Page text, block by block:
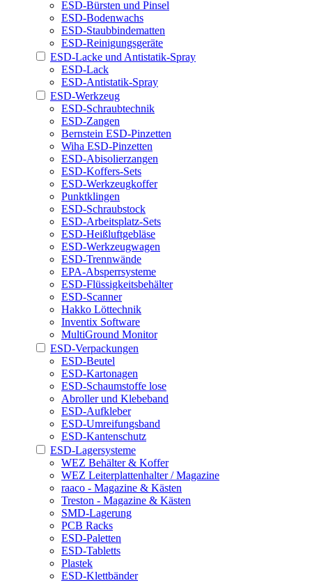
ESD-Bürsten und Pinsel
ESD-Bodenwachs
ESD-Staubbindematten
ESD-Reinigungsgeräte
ESD-Lacke und Antistatik-Spray
ESD-Lack
ESD-Antistatik-Spray
ESD-Werkzeug
ESD-Schraubtechnik
ESD-Zangen
Bernstein ESD-Pinzetten
Wiha ESD-Pinzetten
ESD-Abisolierzangen
ESD-Koffers-Sets
ESD-Werkzeugkoffer
Punktklingen
ESD-Schraubstock
ESD-Arbeitsplatz-Sets
ESD-Heißluftgebläse
ESD-Werkzeugwagen
ESD-Trennwände
EPA-Absperrsysteme
ESD-Flüssigkeitsbehälter
ESD-Scanner
Hakko Löttechnik
Inventix Software
MultiGround Monitor
ESD-Verpackungen
ESD-Beutel
ESD-Kartonagen
ESD-Schaumstoffe lose
Abroller und Klebeband
ESD-Aufkleber
ESD-Umreifungsband
ESD-Kantenschutz
ESD-Lagersysteme
WEZ Behälter & Koffer
WEZ Leiterplattenhalter / Magazine
raaco - Magazine & Kästen
Treston - Magazine & Kästen
SMD-Lagerung
PCB Racks
ESD-Paletten
ESD-Tabletts
Plastek
ESD-Klettbänder